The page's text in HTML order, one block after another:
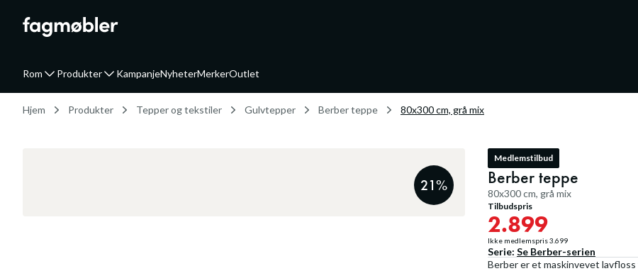
Rom Produkter KampanjeNyheterMerkerOutlet
Hjem Produkter Tepper og tekstiler Gulvtepper Berber teppe 80x300 cm, grå mix
21%
Medlemstilbud
Berber teppe
80x300 cm, grå mix
Tilbudspris
2.899
Ikke medlemspris3.699
Serie: Se Berber-serien
Berber er et maskinvevet